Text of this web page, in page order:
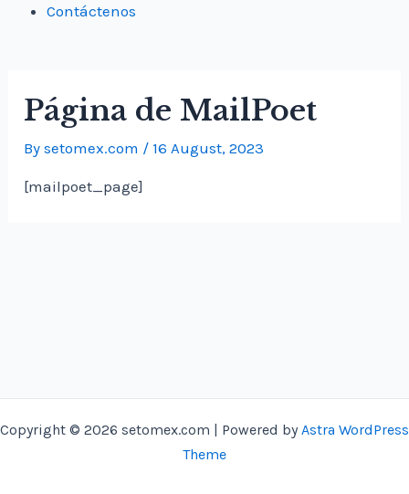
Contáctenos
Página de MailPoet
Bysetomex.com / 16 August, 2023
[mailpoet_page]
Copyright © 2026 setomex.com | Powered byAstra WordPress
Theme